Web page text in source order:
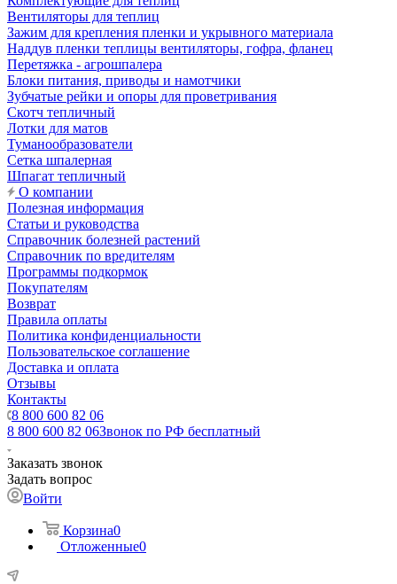
Вентиляторы для теплиц
Зажим для крепления пленки и укрывного материала
Наддув пленки теплицы вентиляторы, гофра, фланец
Перетяжка - агрошпалера
Блоки питания, приводы и намотчики
Зубчатые рейки и опоры для проветривания
Скотч тепличный
Лотки для матов
Туманообразователи
Сетка шпалерная
Шпагат тепличный
О компании
Полезная информация
Статьи и руководства
Справочник болезней растений
Справочник по вредителям
Программы подкормок
Покупателям
Возврат
Правила оплаты
Политика конфиденциальности
Пользовательское соглашение
Доставка и оплата
Отзывы
Контакты
8 800 600 82 06
8 800 600 82 06Звонок по РФ бесплатный
Заказать звонок
Задать вопрос
Войти
Корзина0
Отложенные0